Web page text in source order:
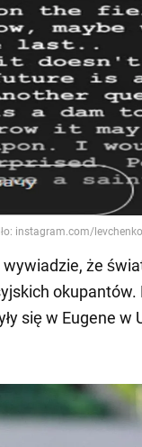
wywiadzie, że
się w Eugene w